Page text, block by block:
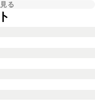
る